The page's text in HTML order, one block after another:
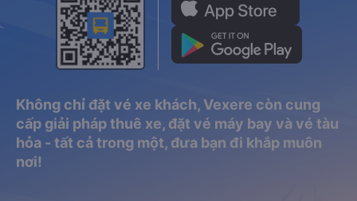
Không chỉ đặt vé xe khách, Vexere còn cung
cấp giải pháp thuê xe, đặt vé máy bay và vé tàu
hỏa - tất cả trong một, đưa bạn đi khắp muôn
nơi!